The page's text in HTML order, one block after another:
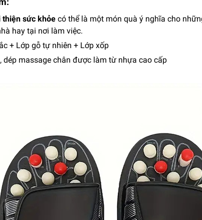
thiện sức khỏe có thể là một món quà ý nghĩa cho
hay tại nơi làm việc.
+ Lớp gỗ tự nhiên + Lớp xốp
dép massage chân được làm từ nhựa cao cấp